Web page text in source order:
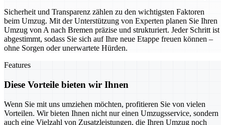
Sicherheit und Transparenz zählen zu den wichtigsten Faktoren
beim Umzug. Mit der Unterstützung von Experten planen Sie Ihren
Umzug von A nach Bremen präzise und strukturiert. Jeder Schritt ist
abgestimmt, sodass Sie sich auf Ihre neue Etappe freuen können –
ohne Sorgen oder unerwartete Hürden.
Features
Diese Vorteile bieten wir Ihnen
Wenn Sie mit uns umziehen möchten, profitieren Sie von vielen
Vorteilen. Wir bieten Ihnen nicht nur einen Umzugsservice, sondern
auch eine Vielzahl von Zusatzleistungen, die Ihren Umzug noch